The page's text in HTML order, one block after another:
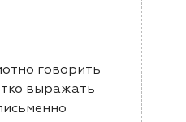
говорить
выражать